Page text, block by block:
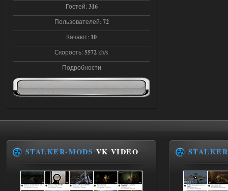
Объединенный Пак 2 + OGSR +
STCoP WP 3.4
21:22
andreyforest1993
Здравствуйте, почему не
трелере?
ANOMALY ※ MEDIUM 7.0
19:14
Stalker-Mods-Clan-su
Гостей: 316
Пользователей: 72
Качают: 10
Скорость: 5572kb/s
Подробности
STALKER-MODS VK VIDEO